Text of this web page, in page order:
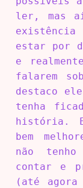
ler, mas ai
estar por
e
falarem
destaco
tenha
história.
bem
não
contar e
(até